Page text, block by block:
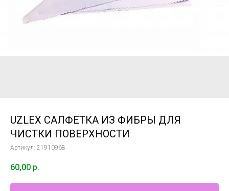
UZLEX САЛФЕТКА ИЗ ФИБРЫ ДЛЯ
ЧИСТКИ ПОВЕРХНОСТИ
Артикул: 21910968
60,00 р.